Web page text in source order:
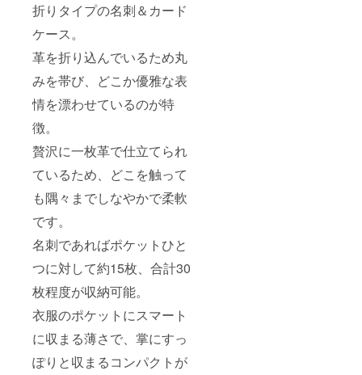
折りタイプの名刺＆カード
ケース。
革を折り込んでいるため丸
みを帯び、どこか優雅な表
情を漂わせているのが特
徴。
贅沢に一枚革で仕立てられ
ているため、どこを触って
も隅々までしなやかで柔軟
です。
名刺であればポケットひと
つに対して約15枚、合計30
枚程度が収納可能。
衣服のポケットにスマート
に収まる薄さで、掌にすっ
ぽりと収まるコンパクトが